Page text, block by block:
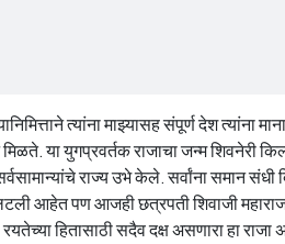
त्यांना माझ्यासह संपूर्ण देश त्यांना
या युगप्रवर्तक राजाचा जन्म शिवनेरी
राज्य उभे केले. सर्वांना समान
आहेत पण आजही छत्रपती शिवाजी
रयतेच्या हितासाठी सदैव दक्ष असणारा हा